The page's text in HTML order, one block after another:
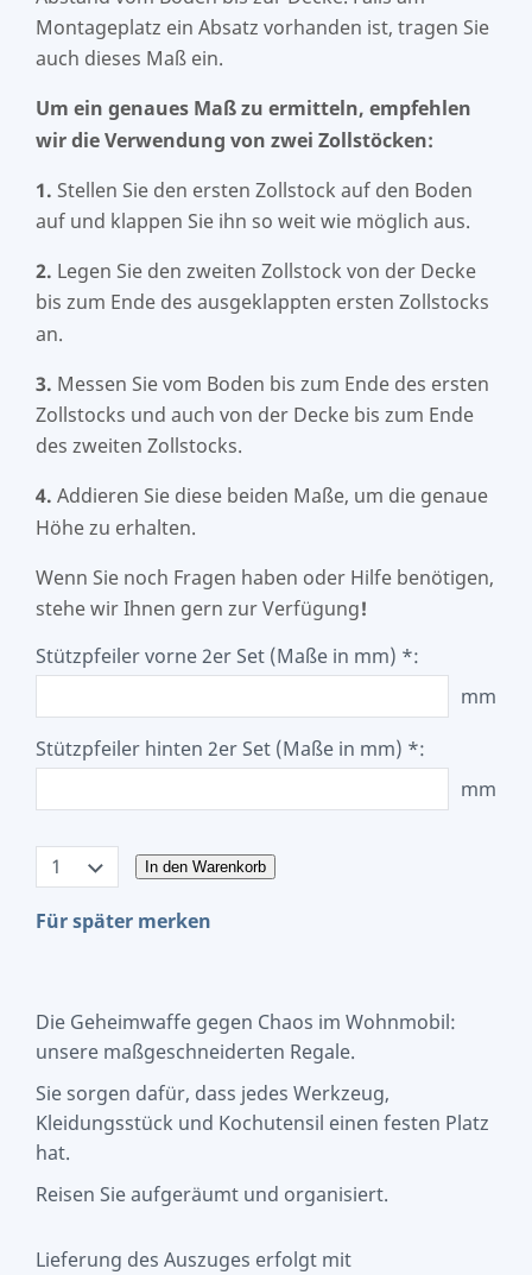
Montageplatz ein Absatz vorhanden ist, tragen Sie
auch dieses Maß ein.
Um ein genaues Maß zu ermitteln, empfehlen
wir die Verwendung von zwei Zollstöcken:
1. Stellen Sie den ersten Zollstock auf den Boden
auf und klappen Sie ihn so weit wie möglich aus.
2. Legen Sie den zweiten Zollstock von der Decke
bis zum Ende des ausgeklappten ersten Zollstocks
an.
3. Messen Sie vom Boden bis zum Ende des ersten
Zollstocks und auch von der Decke bis zum Ende
des zweiten Zollstocks.
4. Addieren Sie diese beiden Maße, um die genaue
Höhe zu erhalten.
Wenn Sie noch Fragen haben oder Hilfe benötigen,
stehe wir Ihnen gern zur Verfügung!
Stützpfeiler vorne 2er Set (Maße in mm) *:
mm
Stützpfeiler hinten 2er Set (Maße in mm) *:
mm
In den Warenkorb
Für später merken
Die Geheimwaffe gegen Chaos im Wohnmobil:
unsere maßgeschneiderten Regale.
Sie sorgen dafür, dass jedes Werkzeug,
Kleidungsstück und Kochutensil einen festen Platz
hat.
Reisen Sie aufgeräumt und organisiert.
Lieferung des Auszuges erfolgt mit